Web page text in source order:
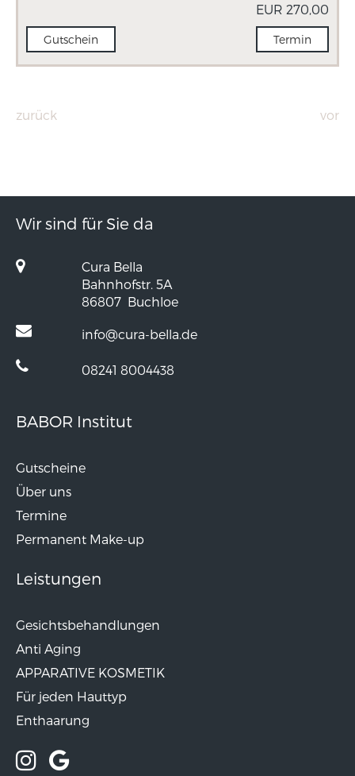
EUR 270,00
Gutschein Termin
zurück vor
Wir sind für Sie da
Cura Bella
Bahnhofstr. 5A
86807 Buchloe
info@cura-bella.de
08241 8004438
BABOR Institut
Gutscheine
Über uns
Termine
Permanent Make-up
Leistungen
Gesichtsbehandlungen
Anti Aging
APPARATIVE KOSMETIK
Für jeden Hauttyp
Enthaarung